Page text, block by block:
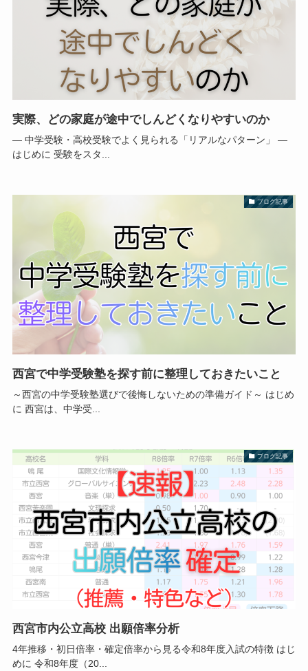
実際、どの家庭が途中でしんどくなりやすいのか
― 中学受験・高校受験でよく見られる「リアルなパターン」 ―
はじめに 受験をスタ...
ブログ記事
西宮で中学受験塾を探す前に整理しておきたいこと
～西宮の中学受験塾選びで後悔しないための準備ガイド～ はじめ
に 西宮は、中学受...
ブログ記事
西宮市内公立高校 出願倍率分析
4年推移・初日倍率・確定倍率から見る令和8年度入試の特徴 はじ
めに 令和8年度（20...